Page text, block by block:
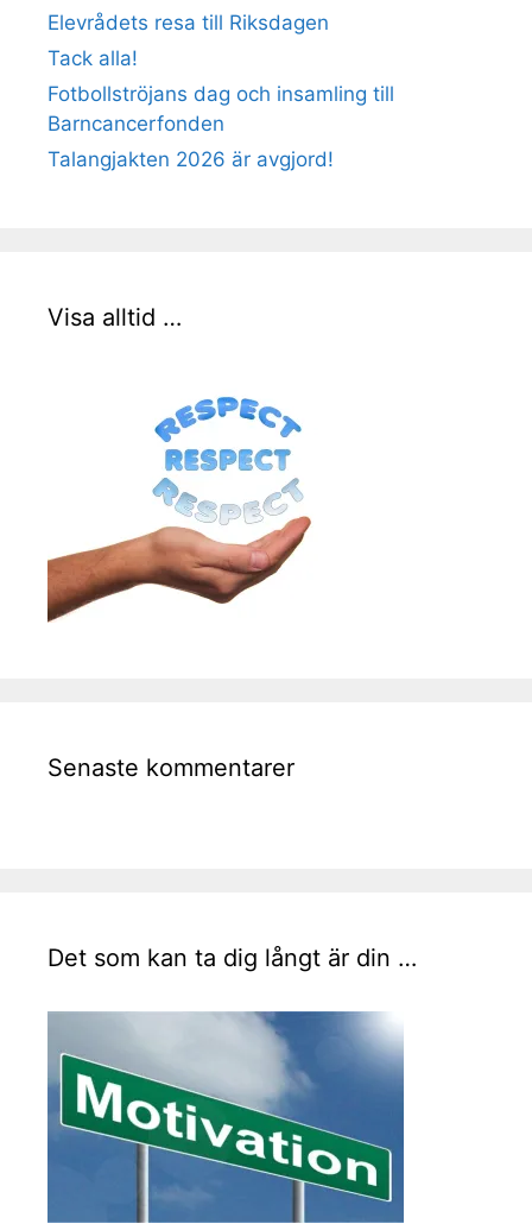
Elevrådets resa till Riksdagen
Tack alla!
Fotbollströjans dag och insamling till
Barncancerfonden
Talangjakten 2026 är avgjord!
Visa alltid …
Senaste kommentarer
Det som kan ta dig långt är din …